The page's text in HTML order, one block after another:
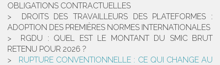
OBLIGATIONS CONTRACTUELLES
DROITS DES TRAVAILLEURS DES PLATEFORMES :
ADOPTION DES PREMIÈRES NORMES INTERNATIONALES
RGDU : QUEL EST LE MONTANT DU SMIC BRUT
RETENU POUR 2026 ?
RUPTURE CONVENTIONNELLE : CE QUI CHANGE AU